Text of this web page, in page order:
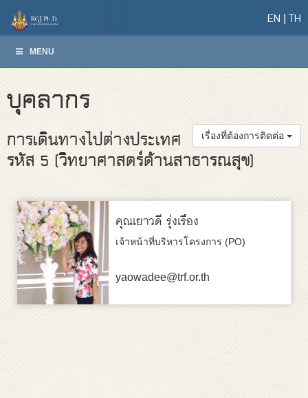
EN TH
MENU
บุคลากร
เรื่องที่ต้องการติดต่อ
การเดินทางไปต่างประเทศ
รหัส 5 (วิทยาศาสตร์ด้านสาธารณสุข)
คุณเยาวดี รุ่งเรือง
เจ้าหน้าที่บริหารโครงการ (PO)
yaowadee@trf.or.th